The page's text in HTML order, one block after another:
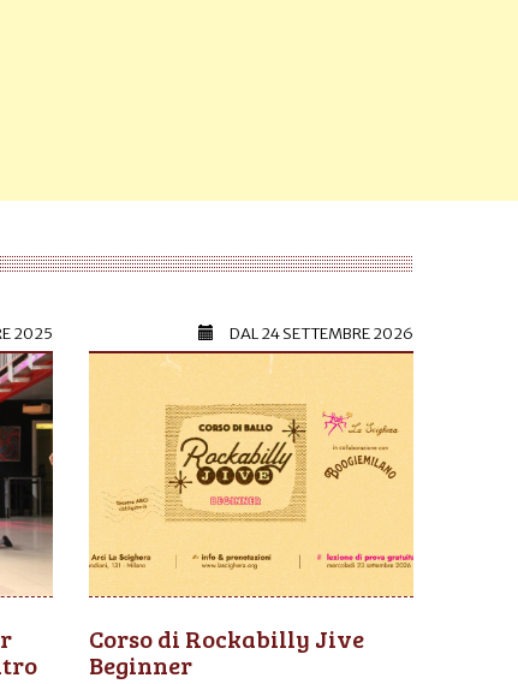
2025 DAL24 SETTEMBRE 2026
Corso di Rockabilly Jive
Beginner